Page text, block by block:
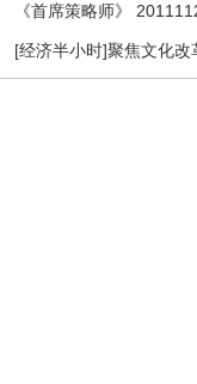
《首席策略师》
[经济半小时]聚焦文化改